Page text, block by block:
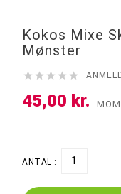
Kokos Mixe
Mønster
    
45,00 kr.
ANTAL :